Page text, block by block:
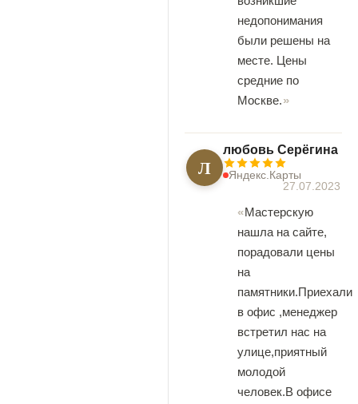
недопонимания
были решены на
месте. Цены
средние по
Москве.
Л
любовь Серёгина
Яндекс.Карты
27.07.2023
Мастерскую
нашла на сайте,
порадовали цены
на
памятники.Приехали
в офис ,менеджер
встретил нас на
улице,приятный
молодой
человек.В офисе